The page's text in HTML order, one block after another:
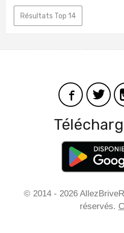
Résultats Top 14
© 2014 - 2026
réservés.